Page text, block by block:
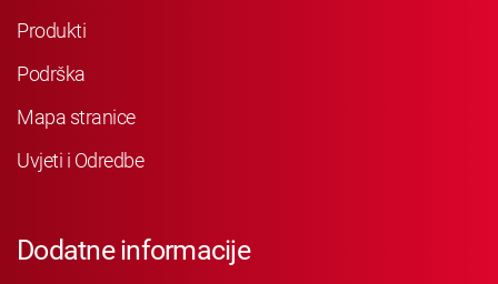
Produkti
Podrška
Mapa stranice
Uvjeti i Odredbe
Dodatne informacije